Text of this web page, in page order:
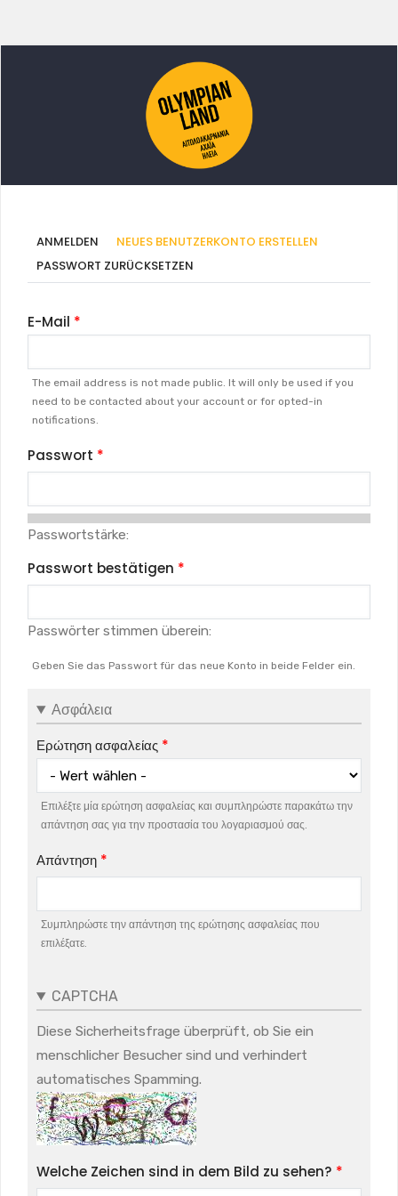
Primäre
Reiter
ANMELDEN NEUES BENUTZERKONTO ERSTELLEN
PASSWORT ZURÜCKSETZEN
E-Mail
The email address is not made public. It will only be used if you
need to be contacted about your account or for opted-in
notifications.
Passwort
Passwortstärke:
Passwort bestätigen
Passwörter stimmen überein:
Geben Sie das Passwort für das neue Konto in beide Felder ein.
Ασφάλεια
Ερώτηση ασφαλείας
Επιλέξτε μία ερώτηση ασφαλείας και συμπληρώστε παρακάτω την
απάντηση σας για την προστασία του λογαριασμού σας.
Απάντηση
Συμπληρώστε την απάντηση της ερώτησης ασφαλείας που
επιλέξατε.
CAPTCHA
Diese Sicherheitsfrage überprüft, ob Sie ein
menschlicher Besucher sind und verhindert
automatisches Spamming.
Welche Zeichen sind in dem Bild zu sehen?